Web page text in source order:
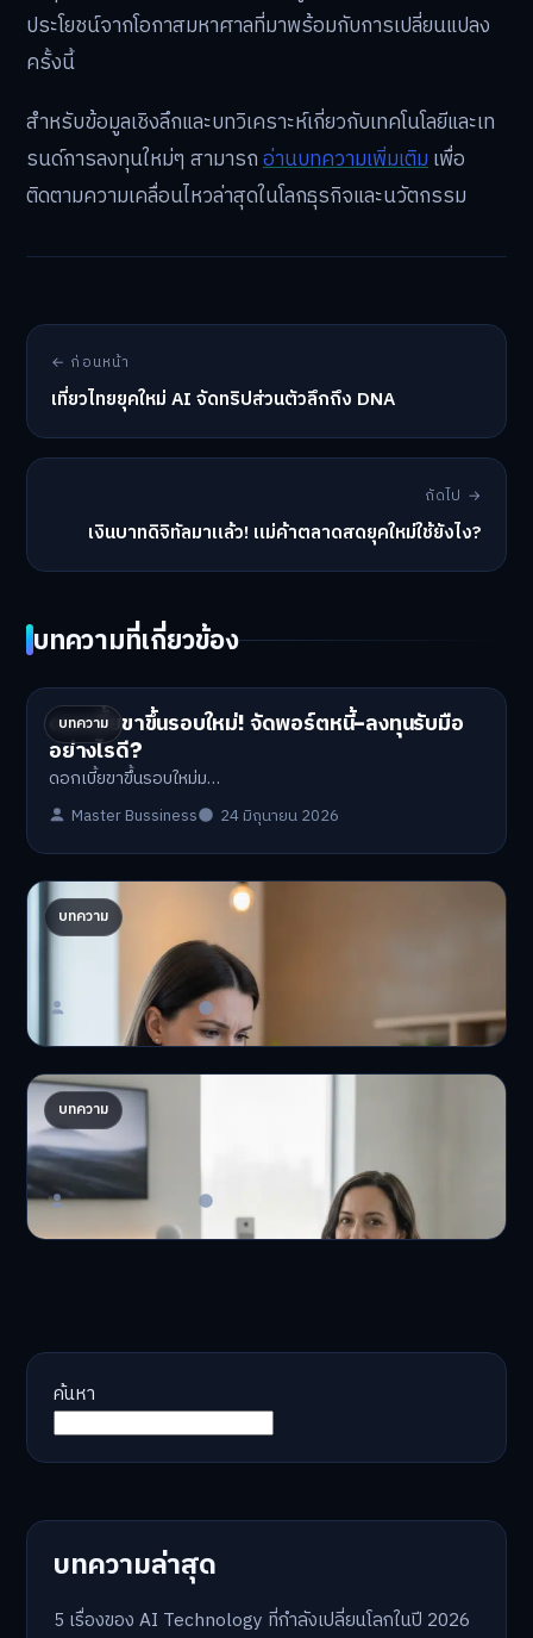
ประโยชน์จากโอกาสมหาศาลที่มาพร้อมกับการเปลี่ยนแปลง
ครั้งนี้
สำหรับข้อมูลเชิงลึกและบทวิเคราะห์เกี่ยวกับเทคโนโลยีและเท
รนด์การลงทุนใหม่ๆ สามารถอ่านบทความเพิ่มเติมเพื่อ
ติดตามความเคลื่อนไหวล่าสุดในโลกธุรกิจและนวัตกรรม
← ก่อนหน้า
เที่ยวไทยยุคใหม่ AI จัดทริปส่วนตัวลึกถึง DNA
ถัดไป →
เงินบาทดิจิทัลมาแล้ว! แม่ค้าตลาดสดยุคใหม่ใช้ยังไง?
บทความที่เกี่ยวข้อง
บทความ
ดอกเบี้ยขาขึ้นรอบใหม่! จัดพอร์ตหนี้-ลงทุนรับมือ
อย่างไรดี?
ดอกเบี้ยขาขึ้นรอบใหม่ม…
Master Bussiness 24 มิถุนายน 2026
บทความ
ปรับพอร์ตรับ ‘เงินดิจิทัล 2.0’ จัดสรรงบอย่างไรไม่
ให้พัง
'เงินดิจิทัล 2.0' มาแล…
Master Bussiness 23 มิถุนายน 2026
บทความ
AI จัดพอร์ตให้ปัง! เทรนด์ลงทุนยุคใหม่ ไม่ต้องเฝ้า
จอ
AI จัดพอร์ตให้ปัง! หมด…
Master Bussiness 23 มิถุนายน 2026
ค้นหา
บทความล่าสุด
5 เรื่องของ AI Technology ที่กำลังเปลี่ยนโลกในปี 2026